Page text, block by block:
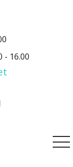
- 16.00